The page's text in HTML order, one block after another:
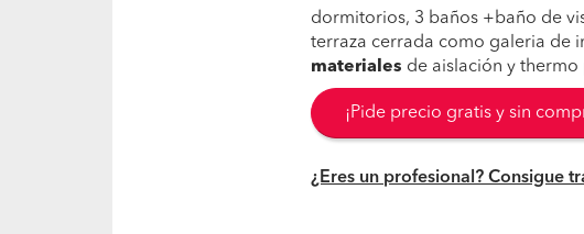
dormitorios, 3 baños +baño de
terraza cerrada como galeria de
materiales de aislación y thermo
¡Pide precio gratis y sin
¿Eres un profesional? Consigue